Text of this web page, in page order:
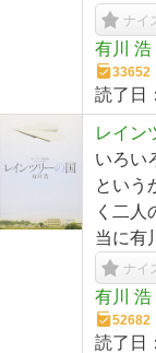
ナイ
有川 浩
33652
読了日：
レイン
いろい
という
く二人
当に有
ナイ
有川 浩
52682
読了日：